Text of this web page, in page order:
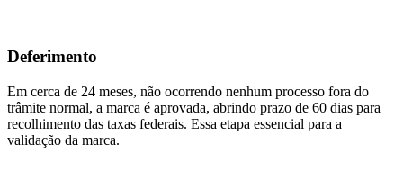
Deferimento
Em cerca de 24 meses, não ocorrendo nenhum processo fora do
trâmite normal, a marca é aprovada, abrindo prazo de 60 dias para
recolhimento das taxas federais. Essa etapa essencial para a
validação da marca.